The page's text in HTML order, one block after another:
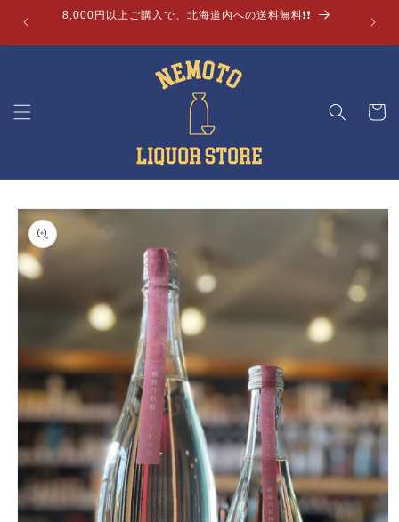
ンツに8,000円以上ご購入で、北海道内への送料無料❗❗
ー
商品情
報にス
キップ